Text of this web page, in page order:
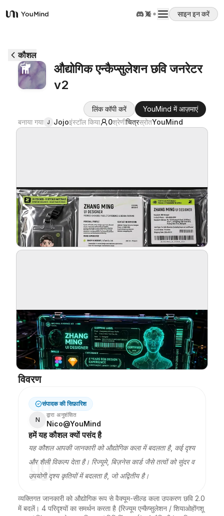
YouMind
साइन इन करें
उपयोग के मामले
डाउनलोड
ब्लॉग
कौशल
औद्योगिक एन्कैप्सुलेशन छवि जनरेटर
v2
लिंक कॉपी करें
YouMind में आज़माएं
बनाया गया
J Jojoइंस्टॉल किया 0श्रेणीचित्रस्रोतYouMind
विवरण
संपादक की सिफ़ारिश
N
द्वारा अनुशंसित
Nico@YouMind
हमें यह कौशल क्यों पसंद है
यह कौशल आपकी जानकारी को औद्योगिक कला में बदलता है, कई दृश्य
और शैली विकल्प देता है। रिज्यूमे, बिज़नेस कार्ड जैसे तत्वों को सुंदर व
उपयोगी दृश्य कृतियों में बदलता है, जो अद्वितीय है।
व्यक्तिगत जानकारी को औद्योगिक रूप से वैक्यूम-सील्ड कला उपकरण छवि 2.0
में बदलें। 4 परिदृश्यों का समर्थन करता है (रिज्यूम एन्कैप्सुलेशन / शियाओहोंगशू